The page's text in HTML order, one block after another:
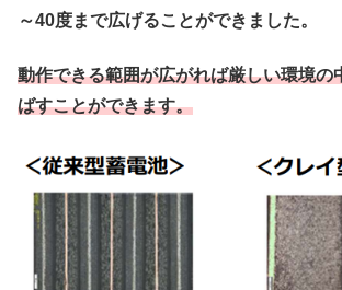
～40度まで広げることができました。
動作できる範囲が広がれば厳しい環境の
ばすことができます。